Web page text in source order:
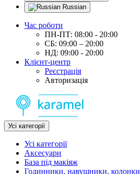
Russian
Час роботи
ПН-ПТ: 08:00 - 20:00
СБ: 09:00 – 20:00
НД: 09:00 - 20:00
Клієнт-центр
Реєстрація
Авторизація
Усі категорії
Усі категорії
Аксесуари
База під макіяж
Годинники, навушники, колонки